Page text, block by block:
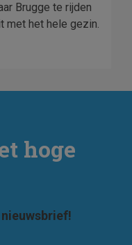
Brugge te rijden
met het hele gezin.
hoge